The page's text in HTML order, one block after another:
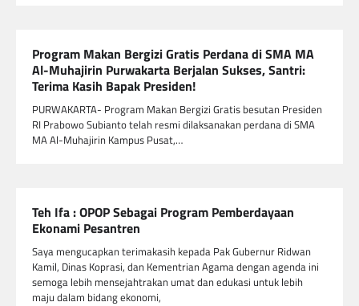
Program Makan Bergizi Gratis Perdana di SMA MA
Al-Muhajirin Purwakarta Berjalan Sukses, Santri:
Terima Kasih Bapak Presiden!
PURWAKARTA- Program Makan Bergizi Gratis besutan Presiden
RI Prabowo Subianto telah resmi dilaksanakan perdana di SMA
MA Al-Muhajirin Kampus Pusat,…
Teh Ifa : OPOP Sebagai Program Pemberdayaan
Ekonami Pesantren
Saya mengucapkan terimakasih kepada Pak Gubernur Ridwan
Kamil, Dinas Koprasi, dan Kementrian Agama dengan agenda ini
semoga lebih mensejahtrakan umat dan edukasi untuk lebih
maju dalam bidang ekonomi,